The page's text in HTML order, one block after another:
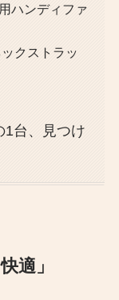
ハンディファ
クストラッ
1台、見つけ
適」